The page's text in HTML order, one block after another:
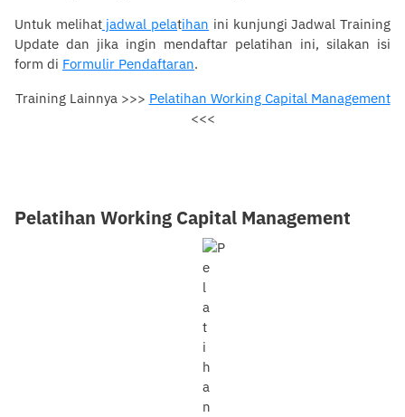
Untuk melihatjadwal pelatihan ini kunjungi Jadwal Training
Update dan jika ingin mendaftar pelatihan ini, silakan isi
form di Formulir Pendaftaran.
Training Lainnya >>> Pelatihan Working Capital Management
<<<
Pelatihan Working Capital
Pelatihan Working Capital Management